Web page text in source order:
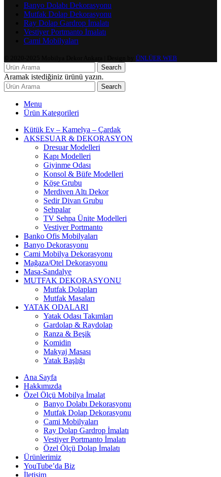
Banyo Dolabı Dekorasyonu
Mutfak Dolap Dekorasyonu
Ray Dolap Gardrop İmalatı
Vestiyer Portmanto İmalatı
Cami Mobilyaları
ÜNLÜER WEB
Search
Aramak istediğiniz ürünü yazın.
Search
Menu
Ürün Kategorileri
Kütük Ev – Kamelya – Çardak
AKSESUAR & DEKORASYON
Dresuar Modelleri
Kapı Modelleri
Giyinme Odası
Konsol & Büfe Modelleri
Köşe Grubu
Merdiven Altı Dekor
Sedir Divan Grubu
Sehpalar
TV Sehpa Ünite Modelleri
Vestiyer Portmanto
Banko Ofis Mobilyaları
Banyo Dekorasyonu
Cami Mobilya Dekorasyonu
Mağaza/Otel Dekorasyonu
Masa-Sandalye
MUTFAK DEKORASYONU
Mutfak Dolapları
Mutfak Masaları
YATAK ODALARI
Yatak Odası Takımları
Gardolap & Raydolap
Ranza & Beşik
Komidin
Makyaj Masası
Yatak Başlığı
Ana Sayfa
Hakkımızda
Özel Ölçü Mobilya İmalat
Banyo Dolabı Dekorasyonu
Mutfak Dolap Dekorasyonu
Cami Mobilyaları
Ray Dolap Gardrop İmalatı
Vestiyer Portmanto İmalatı
Özel Ölçü Dolap İmalatı
Ürünlerimiz
YouTube’da Biz
İletişim